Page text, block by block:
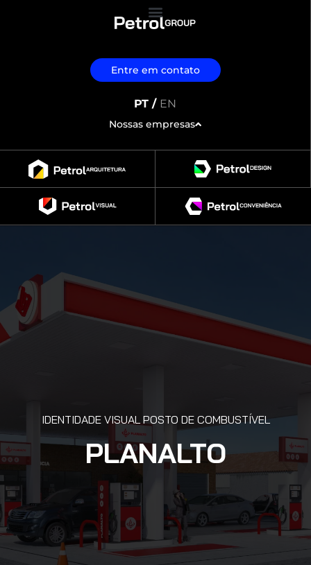
Entre em contato
PT / EN
Nossas empresas
IDENTIDADE VISUAL POSTO DE COMBUSTÍVEL
PLANALTO